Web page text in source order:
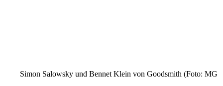
Simon Salowsky und Bennet Klein von Goodsmith (Foto: MG